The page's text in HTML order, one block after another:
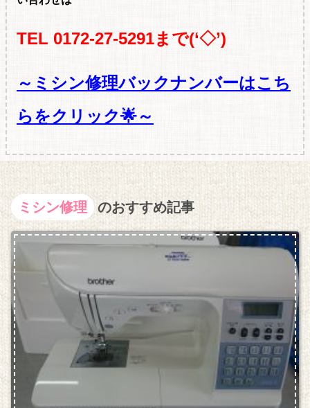
TEL 0172-27-5291まで(‘◇’)ゞ
～ミシン修理バックナンバーはこち
らをクリック🌟～
ミシン修理 のおすすめ記事